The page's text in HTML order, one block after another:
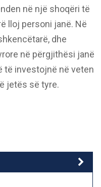
në një shoqëri të
lloj personi janë. Në
dhe
në përgjithësi janë
të investojnë në veten
jetës së tyre.